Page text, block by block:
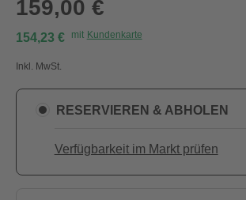
159,00 €
154,23 € mit Kundenkarte
Inkl. MwSt.
RESERVIEREN & ABHOLEN
Verfügbarkeit im Markt prüfen